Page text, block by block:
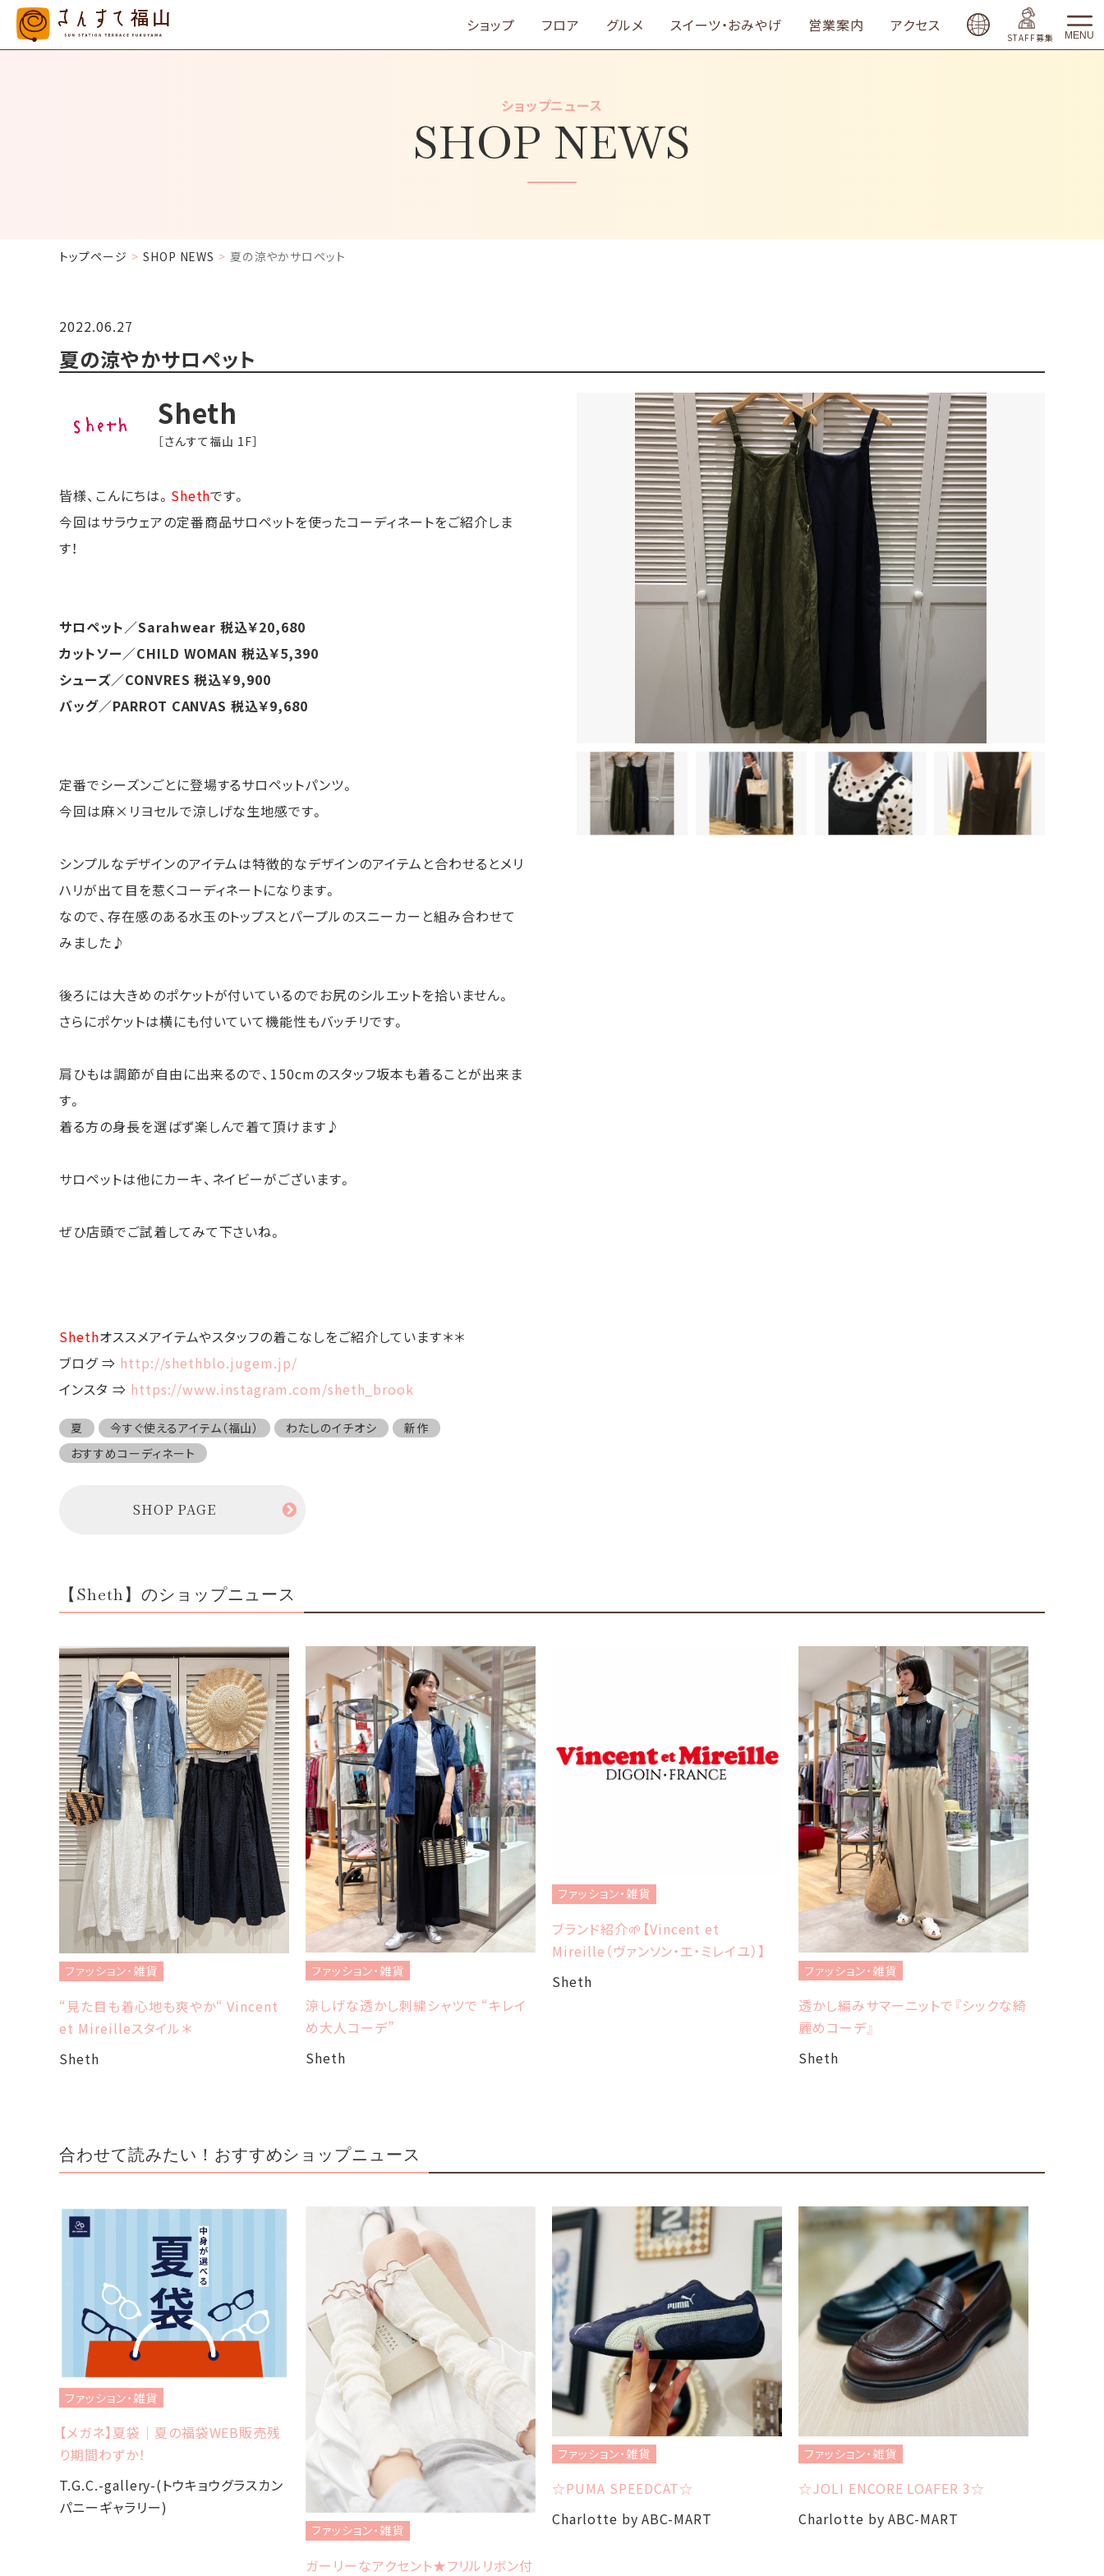
ショップ フロア グルメ スイーツ・おみやげ 営業案内 アクセス
STAFF募集 MENU
SHOP NEWS
ショップニュース
トップページ SHOP NEWS ​夏の涼やかサロペット
2022.06.27
​夏の涼やかサロペット
Sheth
［さんすて福山 1F］
皆様、こんにちは。 Shethです。
今回はサラウェアの定番商品サロペットを使ったコーディネートをご紹介しま
す！
サロペット／Sarahwear 税込￥20,680
カットソー／CHILD WOMAN 税込￥5,390
シューズ／CONVRES 税込￥9,900
バッグ／PARROT CANVAS 税込￥9,680
定番でシーズンごとに登場するサロペットパンツ。
今回は麻×リヨセルで涼しげな生地感です。
シンプルなデザインのアイテムは特徴的なデザインのアイテムと合わせるとメリ
ハリが出て目を惹くコーディネートになります。
なので、存在感のある水玉のトップスとパープルのスニーカーと組み合わせて
みました♪
後ろには大きめのポケットが付いているのでお尻のシルエットを拾いません。
さらにポケットは横にも付いていて機能性もバッチリです。
肩ひもは調節が自由に出来るので、150cmのスタッフ坂本も着ることが出来ま
す。
着る方の身長を選ばず楽しんで着て頂けます♪
サロペットは他にカーキ、ネイビーがございます。
ぜひ店頭でご試着してみて下さいね。
Shethオススメアイテムやスタッフの着こなしをご紹介しています＊＊
ブログ ⇒ http://shethblo.jugem.jp/
インスタ ⇒ https://www.instagram.com/sheth_brook
夏 今すぐ使えるアイテム（福山） わたしのイチオシ
新作
おすすめコーディネート
SHOP PAGE
【Sheth】のショップニュース
ファッション・雑貨
“見た目も着心地も爽やか“ Vincent
et Mireilleスタイル＊
Sheth
ファッション・雑貨
涼しげな透かし刺繍シャツで “キレイ
め大人コーデ”
Sheth
ファッション・雑貨
ブランド紹介🌱【Vincent et
Mireille（ヴァンソン・エ・ミレイユ）】
Sheth
ファッション・雑貨
透かし編みサマーニットで『シックな綺
麗めコーデ』
Sheth
合わせて読みたい！おすすめショップニュース
ファッション・雑貨
【メガネ】夏袋｜夏の福袋WEB販売残
り期間わずか！
T.G.C.-gallery-(トウキョウグラスカン
パニーギャラリー)
ファッション・雑貨
ガーリーなアクセント★フリルリボン付
ファッション・雑貨
☆PUMA SPEEDCAT☆
Charlotte by ABC-MART
ファッション・雑貨
☆JOLI ENCORE LOAFER 3☆
Charlotte by ABC-MART